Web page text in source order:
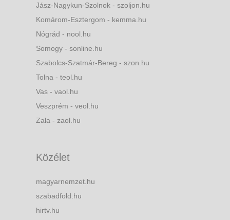
Jász-Nagykun-Szolnok - szoljon.hu
Komárom-Esztergom - kemma.hu
Nógrád - nool.hu
Somogy - sonline.hu
Szabolcs-Szatmár-Bereg - szon.hu
Tolna - teol.hu
Vas - vaol.hu
Veszprém - veol.hu
Zala - zaol.hu
Közélet
magyarnemzet.hu
szabadfold.hu
hirtv.hu